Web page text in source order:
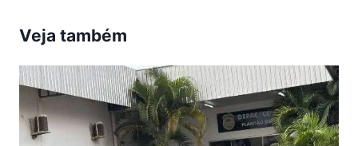
Veja também